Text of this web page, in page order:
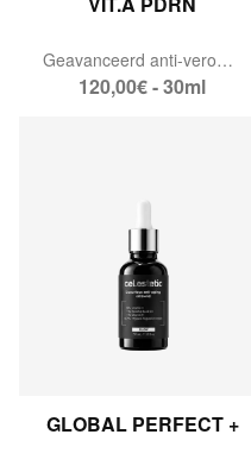
Geavanceerd anti-verouderingsserum
120,00€ - 30ml
GLOBAL PERFECT +